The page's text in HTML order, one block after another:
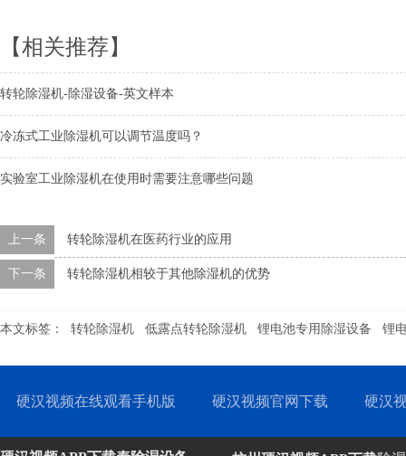
【相关推荐】
转轮除湿机-除湿设备-英文样本
冷冻式工业除湿机可以调节温度吗？
实验室工业除湿机在使用时需要注意哪些问题
上一条 转轮除湿机在医药行业的应用
下一条 转轮除湿机相较于其他除湿机的优势
本文标签： 转轮除湿机 低露点转轮除湿机 锂电池专用除湿设备 锂
硬汉视频在线观看手机版 硬汉视频官网下载 硬汉